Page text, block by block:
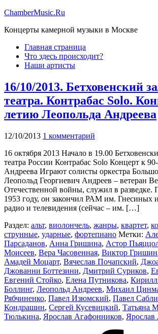
ChamberMusic.Ru
Концерты камерной музыки в Москве
Главная страница
Что здесь происходит?
Наши артисты
16/10/2013. Бетховенский
театра. Контрабас Solo.
летию Леопольда Андреева
12/10/2013 1 комментарий
16 октября 2013 Начало в 19.00
театра России Контрабас Solo Концерт к
Андреева Играют солисты оркестра
Леопольд Георгиевич Андреев – ветеран
Отечественной войны, служил в разведке.
1953 году, он закончил РАМ им. Гнесиных
радио и телевидения (сейчас – им. […]
Раздел: альт, виолончель, жанры, квартет,
струнные, ударные, фортепиано Метки:
Парсаданов, Анна Гришина, Астор
Моисеев, Вера Часовенная, Виктор Гришин
Амадей Моцарт, Вячеслав Почапский,
Джованни Боттезини, Дмитрий Суриков,
Евгений Стойко, Елена Путникова,
Боллинг, Леопольд Андреев, Михаил
Рябчиненко, Павел Изюмский, Павел
Кондрашин, Сергей Кусевицкий, Татьяна
Тюлькина, Ярослав Агафонников, Ярослав